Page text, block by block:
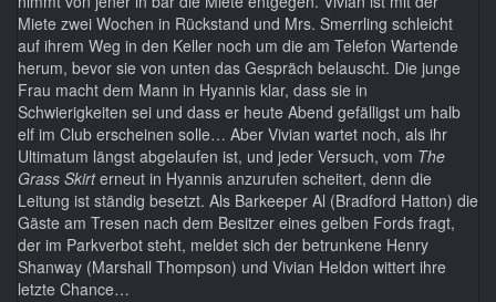
Miete zwei Wochen in Rückstand und Mrs. Smerrling schleicht
auf ihrem Weg in den Keller noch um die am Telefon Wartende
herum, bevor sie von unten das Gespräch belauscht. Die junge
Frau macht dem Mann in Hyannis klar, dass sie in
Schwierigkeiten sei und dass er heute Abend gefälligst um halb
elf im Club erscheinen solle… Aber Vivian wartet noch, als ihr
Ultimatum längst abgelaufen ist, und jeder Versuch, vom The
Grass Skirterneut in Hyannis anzurufen scheitert, denn die
Leitung ist ständig besetzt. Als Barkeeper Al (Bradford Hatton) die
Gäste am Tresen nach dem Besitzer eines gelben Fords fragt,
der im Parkverbot steht, meldet sich der betrunkene Henry
Shanway (Marshall Thompson) und Vivian Heldon wittert ihre
letzte Chance…